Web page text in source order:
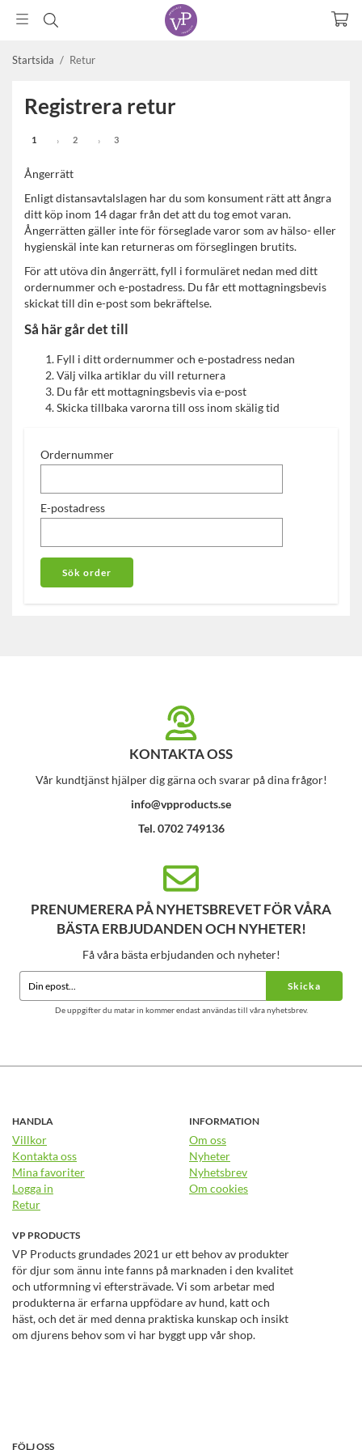
Startsida / Retur
Registrera retur
1 › 2 › 3
Ångerrätt
Enligt distansavtalslagen har du som konsument rätt att ångra
ditt köp inom 14 dagar från det att du tog emot varan.
Ångerrätten gäller inte för förseglade varor som av hälso- eller
hygienskäl inte kan returneras om förseglingen brutits.
För att utöva din ångerrätt, fyll i formuläret nedan med ditt
ordernummer och e-postadress. Du får ett mottagningsbevis
skickat till din e-post som bekräftelse.
Så här går det till
Fyll i ditt ordernummer och e-postadress nedan
Välj vilka artiklar du vill returnera
Du får ett mottagningsbevis via e-post
Skicka tillbaka varorna till oss inom skälig tid
Ordernummer
E-postadress
Sök order
KONTAKTA OSS
Vår kundtjänst hjälper dig gärna och svarar på dina frågor!
info@vpproducts.se
Tel. 0702 749136
PRENUMERERA PÅ NYHETSBREVET FÖR VÅRA
BÄSTA ERBJUDANDEN OCH NYHETER!
Få våra bästa erbjudanden och nyheter!
Skicka
De uppgifter du matar in kommer endast användas till våra nyhetsbrev.
HANDLA
Villkor
Kontakta oss
Mina favoriter
Logga in
Retur
INFORMATION
Om oss
Nyheter
Nyhetsbrev
Om cookies
VP PRODUCTS
VP Products grundades 2021 ur ett behov av produkter
för djur som ännu inte fanns på marknaden i den kvalitet
och utformning vi eftersträvade. Vi som arbetar med
produkterna är erfarna uppfödare av hund, katt och
häst, och det är med denna praktiska kunskap och insikt
om djurens behov som vi har byggt upp vår shop.
FÖLJ OSS